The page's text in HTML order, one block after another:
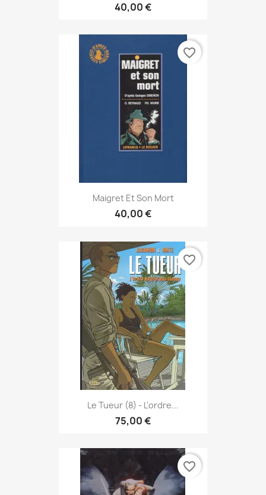
40,00 €
Maigret Et Son Mort
40,00 €
favorite_border
Le Tueur (8) - L'ordre...
75,00 €
favorite_border
favorite_border